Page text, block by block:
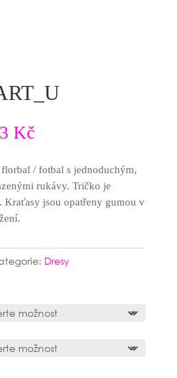
Kč
/ fotbal s jednoduchým,
rukávy. Tričko je
Kraťasy jsou opatřeny gumou v
Dresy